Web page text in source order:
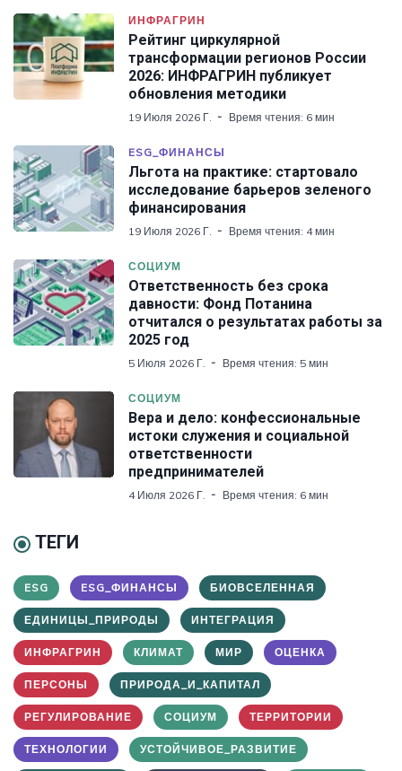
ИНФРАГРИН
Рейтинг циркулярной
трансформации регионов России
2026: ИНФРАГРИН публикует
обновления методики
19 Июля 2026 Г. Время чтения: 6 мин
ESG_ФИНАНСЫ
Льгота на практике: стартовало
исследование барьеров зеленого
финансирования
19 Июля 2026 Г. Время чтения: 4 мин
СОЦИУМ
Ответственность без срока
давности: Фонд Потанина
отчитался о результатах работы за
2025 год
5 Июля 2026 Г. Время чтения: 5 мин
СОЦИУМ
Вера и дело: конфессиональные
истоки служения и социальной
ответственности
предпринимателей
4 Июля 2026 Г. Время чтения: 6 мин
ТЕГИ
ESG ESG_ФИНАНСЫ БИОВСЕЛЕННАЯ
ЕДИНИЦЫ_ПРИРОДЫ ИНТЕГРАЦИЯ
ИНФРАГРИН КЛИМАТ МИР ОЦЕНКА
ПЕРСОНЫ ПРИРОДА_И_КАПИТАЛ
РЕГУЛИРОВАНИЕ СОЦИУМ ТЕРРИТОРИИ
ТЕХНОЛОГИИ УСТОЙЧИВОЕ_РАЗВИТИЕ